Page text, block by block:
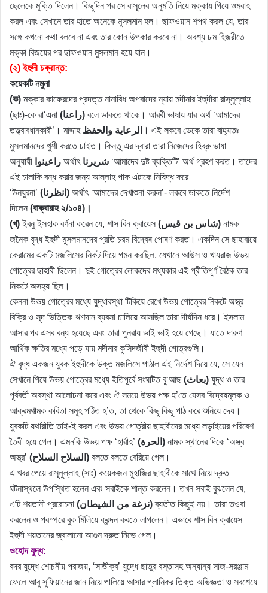
ছেলেকে মুক্তি দিলেন। কিছুদিন পর সে রাসূলের অনুমতি নিয়ে মক্কায় গিয়ে ওমরাহ
করল এবং সেখানে তার হাতে অনেকে মুসলমান হল। ছাফওয়ান শপথ করল যে, তার
সঙ্গে কখনো কথা বলবে না এবং তার কোন উপকার করবে না। অবশ্য ৮ম হিজরীতে
মক্কা বিজয়ের পর ছাফওয়ান মুসলমান হয়ে যান।
(২) ইহুদী চক্রান্ত:
কয়েকটি নমুনা
(ক) মক্কার কাফেরদের প্রদত্ত নানাবিধ অপবাদের ন্যায় মদীনার ইহুদীরা রাসূলুল্লাহ
(ছাঃ)-কে রা‘এনা
(راعنا) বলে ডাকতে থাকে। আরবী ভাষায় যার অর্থ ‘আমাদের
তত্ত্বাবধানকারী’। মাদ্দাহ
الرعاية والحفظ। এই লকবে ডেকে তারা বাহ্যতঃ
মুসলমানদের খুশী করতে চাইত। কিন্তু এর দ্বারা তারা নিজেদের হিব্রু ভাষা
অনুযায়ী راعينوا অর্থাৎ شريرنا ‘আমাদের দুষ্ট ব্যক্তিটি’ অর্থ গ্রহণ করত। তাদের
এই চালাকি বন্ধ করার জন্য আল্লাহ পাক এটাকে নিষিদ্ধ করে
‘উনযুরনা’
(انظرنا) অর্থাৎ ‘আমাদের দেখাশুনা করুন’- লকবে ডাকতে নির্দেশ
দিলেন (বাক্বারাহ ২/১০৪)।
(খ)ইবনু ইসহাক বর্ণনা করেন যে, শাস বিন ক্বায়েস (شاس بن قيس) নামক
জনৈক বৃদ্ধ ইহুদী মুসলমানদের প্রতি চরম বিদ্বেষ পোষণ করত। একদিন সে ছাহাবায়ে
কেরামের একটি মজলিসের নিকট দিয়ে গমন করছিল, যেখানে আউস ও খাযরাজ উভয়
গোত্রের ছাহাবী ছিলেন। দুই গোত্রের লোকদের মধ্যকার এই প্রীতিপূর্ণ বৈঠক তার
নিকটে অসহ্য ছিল।
কেননা উভয় গোত্রের মধ্যে যুদ্ধাবস্থা টিকিয়ে রেখে উভয় গোত্রের নিকটে অস্ত্র
বিক্রি ও সূদ ভিত্তিক ঋণদান ব্যবসা চালিয়ে আসছিল তারা দীর্ঘদিন ধরে। ইসলাম
আসার পর এসব বন্ধ হয়েছে এবং তারা পুনরায় ভাই ভাই হয়ে গেছে। যাতে দারুণ
আর্থিক ক্ষতির মধ্যে পড়ে যায় মদীনার কুসিদজীবী ইহুদী গোত্রগুলি।
ঐ বৃদ্ধ একজন যুবক ইহুদীকে উক্ত মজলিসে পাঠাল এই নির্দেশ দিয়ে যে, সে যেন
সেখানে গিয়ে উভয় গোত্রের মধ্যে ইতিপূর্বে সংঘটিত বু‘আছ
(بعاث) যুদ্ধ ও তার
পূর্ববর্তী অবস্থা আলোচনা করে এবং ঐ সময়ে উভয় পক্ষ হ’তে যেসব বিদ্বেষমূলক ও
আক্রমণাত্মক কবিতা সমূহ পঠিত হ’ত, তা থেকে কিছু কিছু পাঠ করে শুনিয়ে দেয়।
যুবকটি যথারীতি তাই-ই করল এবং উভয় গোত্রীয় ছাহাবীদের মধ্যে লড়াইয়ের পরিবেশ
তৈরী হয়ে গেল। এমনকি উভয় পক্ষ ‘হার্রাহ’
(الحرة) নামক স্থানের দিকে ‘অস্ত্র
অস্ত্র’
(السلاح السلاح) বলতে বলতে বেরিয়ে গেল।
এ খবর পেয়ে রাসূলুল্লাহ (সাঃ) কয়েকজন মুহাজির ছাহাবীকে সাথে নিয়ে দ্রুত
ঘটনাস্থলে উপস্থিত হলেন এবং সবাইকে শান্ত করলেন। তখন সবাই বুঝলেন যে,
এটি শয়তানী প্ররোচনা
(نزغة من الشيطان)ব্যতীত কিছুই নয়। তারা তওবা
করলেন ও পরস্পরে বুক মিলিয়ে ক্রন্দন করতে লাগলেন। এভাবে শাস বিন ক্বায়েস
ইহুদী শয়তানের জ্বালানো আগুন দ্রুত নিভে গেল।
ওহোদ যুদ্ধ:
বদর যুদ্ধে শোচনীয় পরাজয়, ‘সাভীক্ব’ যুদ্ধে ছাতুর বস্তাসহ অন্যান্য সাজ-সরঞ্জাম
ফেলে আবু সুফিয়ানের জান নিয়ে পালিয়ে আসার গ্লানিকর তিক্ত অভিজ্ঞতা ও সবশেষে